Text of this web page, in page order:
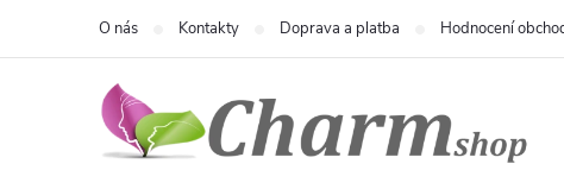
O nás Kontakty Doprava a platba Hodnocení